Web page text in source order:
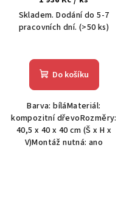
Skladem. Dodání do 5-7
pracovních dní.(>50 ks)
Do košíku
Barva: bíláMateriál:
kompozitní dřevoRozměry:
40,5 x 40 x 40 cm (Š x H x
V)Montáž nutná: ano